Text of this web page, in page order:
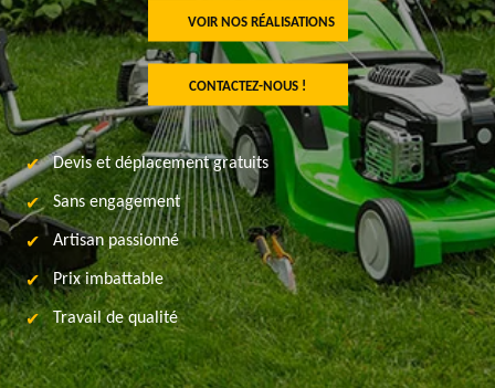
VOIR NOS RÉALISATIONS
CONTACTEZ-NOUS !
Devis et déplacement gratuits
Sans engagement
Artisan passionné
Prix imbattable
Travail de qualité